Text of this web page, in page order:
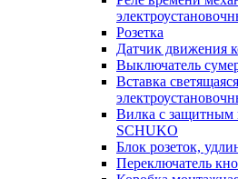
Розетка
Датчик движения
Выключатель
Вставка
Вилка с защитным
SCHUKO
Блок розеток,
Переключатель